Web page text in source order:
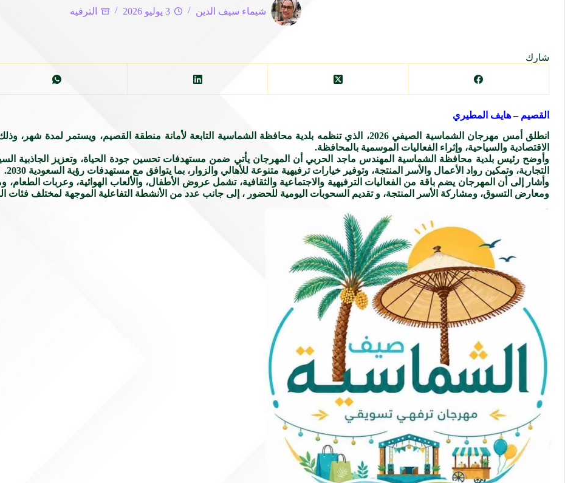
شيماء سيف الدين 3 يوليو 2026 الترفيه
شارك
القصيم – هايف المطيري
انطلق أمس مهرجان الشماسية الصيفي 2026، الذي تنظمه بلدية محافظة الشماسية التابعة لأمانة منطقة القصيم، ويستمر
الاقتصادية والسياحية، وإثراء الفعاليات الموسمية بالمحافظة.
وأوضح رئيس بلدية محافظة الشماسية المهندس ماجد الحربي أن المهرجان يأتي ضمن مستهدفات تحسين جودة الحياة، وتعزيز الجاذبية
التجارية، وتمكين رواد الأعمال والأسر المنتجة، وتوفير خيارات ترفيهية متنوعة للأهالي والزوار، بما يتوافق مع مستهدفات رؤية السعودية 2030.
وأشار إلى أن المهرجان يضم باقة من الفعاليات الترفيهية والاجتماعية والثقافية، تشمل عروض الأطفال، والألعاب الهوائية، وعربات الطعام،
ومعارض التسوق، ومشاركة الأسر المنتجة، و تقديم السحوبات اليومية للحضور ، إلى جانب عدد من الأنشطة التفاعلية الموجهة لمختلف فئات